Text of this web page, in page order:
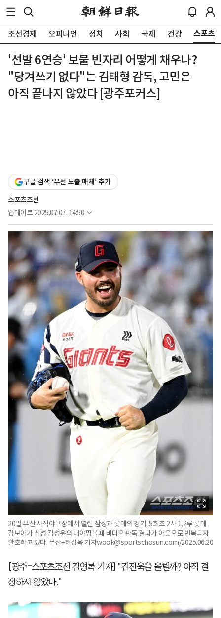
조선경제 오피니언 정치 사회 국제 건강 스포츠
'선발 6연승' 보물 빈자리 어떻게 채우나?
"당겨쓰기 없다"는 김태형 감독, 고민은
아직 끝나지 않았다 [광주포커스]
구글 검색 ‘우선 노출 매체’ 추가
스포츠조선
업데이트 2025.07.07. 14:50
20일 부산 사직야구장에서 열린 삼성과 롯데의 경기, 5회초 2사 1,2루 롯데
감보아가 삼성 김성윤의 내야땅볼때 비디오 판독 결과가 아웃으로 번복되자
환호하고 있다. 부산=허상욱 기자wook@sportschosun.com/2025.06.20
[광주=스포츠조선 김영록 기자] "김진욱을 올릴까? 아직 결
정하지 않았다."